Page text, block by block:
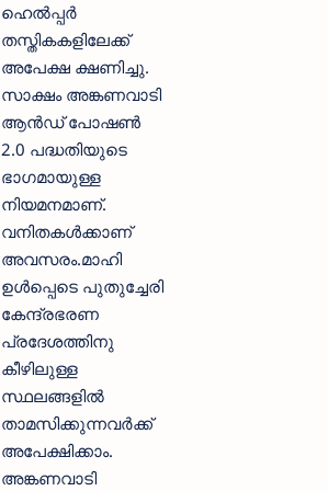
ഹെൽപ്പർ
തസ്തികകളിലേക്ക്
അപേക്ഷ ക്ഷണിച്ചു.
സാക്ഷം അങ്കണവാടി
ആൻഡ് പോഷൺ
2.0 പദ്ധതിയുടെ
ഭാഗമായുള്ള
നിയമനമാണ്.
വനിതകൾക്കാണ്
അവസരം.മാഹി
ഉൾപ്പെടെ പുതുച്ചേരി
കേന്ദ്രഭരണ
പ്രദേശത്തിനു
കീഴിലുള്ള
സ്ഥലങ്ങളിൽ
താമസിക്കുന്നവർക്ക്
അപേക്ഷിക്കാം.
അങ്കണവാടി